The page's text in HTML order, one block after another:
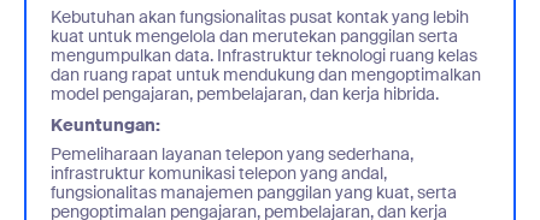
Kebutuhan akan fungsionalitas pusat kontak yang lebih
kuat untuk mengelola dan merutekan panggilan serta
mengumpulkan data. Infrastruktur teknologi ruang kelas
dan ruang rapat untuk mendukung dan mengoptimalkan
model pengajaran, pembelajaran, dan kerja hibrida.
Keuntungan:
Pemeliharaan layanan telepon yang sederhana,
infrastruktur komunikasi telepon yang andal,
fungsionalitas manajemen panggilan yang kuat, serta
pengoptimalan pengajaran, pembelajaran, dan kerja